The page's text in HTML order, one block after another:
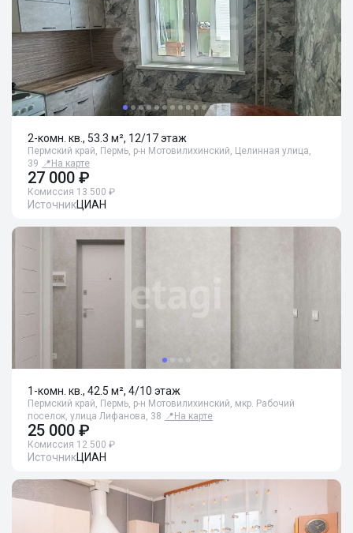
2-комн. кв., 53.3 м², 12/17 этаж
Пермский край, Пермь, р-н Мотовилихинский, Целинная улица,
39 📍 На карте
27 000 ₽
Комиссия 13 500 ₽
ИсточникЦИАН
1-комн. кв., 42.5 м², 4/10 этаж
Пермский край, Пермь, р-н Мотовилихинский, мкр. Рабочий
поселок, улица Лифанова, 38 📍 На карте
25 000 ₽
Комиссия 12 500 ₽
ИсточникЦИАН